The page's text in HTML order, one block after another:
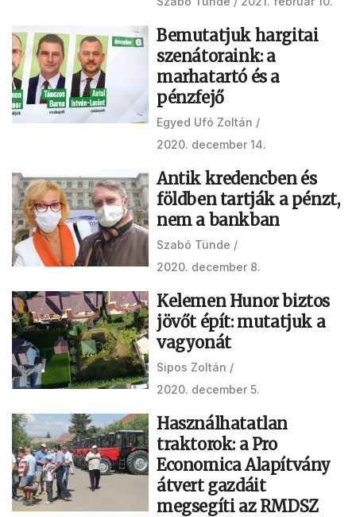
Bemutatjuk hargitai
szenátoraink: a
marhatartó és a
pénzfejő
Egyed Ufó Zoltán
2020. december 14.
Antik kredencben és
földben tartják a pénzt,
nem a bankban
Szabó Tünde
2020. december 8.
Kelemen Hunor biztos
jövőt épít: mutatjuk a
vagyonát
Sipos Zoltán
2020. december 5.
Használhatatlan
traktorok: a Pro
Economica Alapítvány
átvert gazdáit
megsegíti az RMDSZ